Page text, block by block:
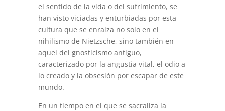
el sentido de la vida o del sufrimiento, se
han visto viciadas y enturbiadas por esta
cultura que se enraiza no solo en el
nihilismo de Nietzsche, sino también en
aquel del gnosticismo antiguo,
caracterizado por la angustia vital, el odio a
lo creado y la obsesión por escapar de este
mundo.
En un tiempo en el que se sacraliza la